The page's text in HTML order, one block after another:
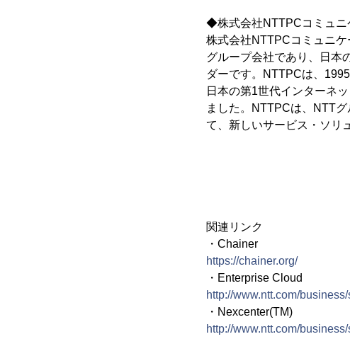
◆株式会社NTTPCコミュニ
株式会社NTTPCコミュニ
グループ会社であり、日本
ダーです。NTTPCは、
日本の第1世代インターネ
ました。NTTPCは、NTT
て、新しいサービス・ソリ
関連リンク
・Chainer
https://chainer.org/
・Enterprise Cloud
http://www.ntt.com/
・Nexcenter(TM)
http://www.ntt.com/